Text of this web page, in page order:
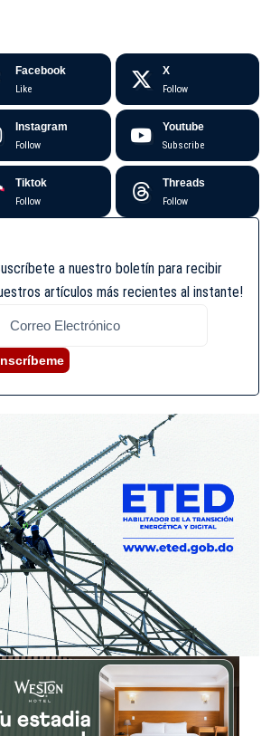
Facebook
Like
X
Follow
Instagram
Follow
Youtube
Subscribe
Tiktok
Follow
Threads
Follow
a nuestro boletín para recibir
artículos más recientes al instante!